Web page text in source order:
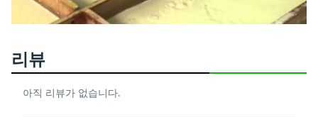
리뷰
아직 리뷰가 없습니다.